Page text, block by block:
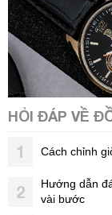
HỎI ĐÁP VỀ
1 Cách chỉnh
2
Hướng dẫn
vài bước